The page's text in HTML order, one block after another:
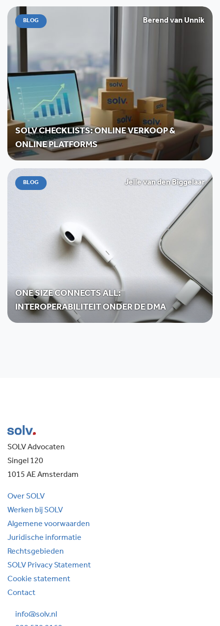
BLOG Berend van Unnik
SOLV CHECKLISTS: ONLINE VERKOOP &
ONLINE PLATFORMS
BLOG Jelle van den Biggelaar
ONE SIZE CONNECTS ALL:
INTEROPERABILITEIT ONDER DE DMA
SOLV Advocaten
Singel 120
1015 AE Amsterdam
Over SOLV
Werken bij SOLV
Algemene voorwaarden
Juridische informatie
Rechtsgebieden
SOLV Privacy Statement
Cookie statement
Contact
info@solv.nl